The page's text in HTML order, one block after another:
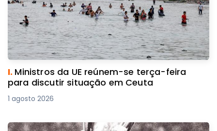
I. Ministros da UE reúnem-se terça-feira
para discutir situação em Ceuta
1 agosto 2026